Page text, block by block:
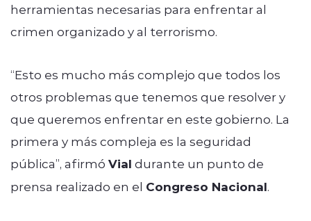
herramientas necesarias para enfrentar al
crimen organizado y al terrorismo.
“Esto es mucho más complejo que todos los
otros problemas que tenemos que resolver y
que queremos enfrentar en este gobierno. La
primera y más compleja es la seguridad
pública”, afirmó Vial durante un punto de
prensa realizado en el Congreso Nacional.